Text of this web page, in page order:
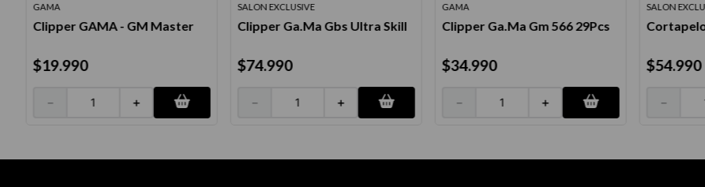
GAMA
Clipper GAMA - GM Master
$19.990
＋
－
SALON EXCLUSIVE
Clipper Ga.Ma Gbs Ultra Skill
$74.990
＋
－
GAMA
Clipper Ga.Ma Gm 566 29Pcs
$34.990
＋
－
SALON
$54.990
－